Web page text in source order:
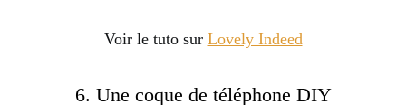
Voir le tuto sur Lovely Indeed
6. Une coque de téléphone DIY